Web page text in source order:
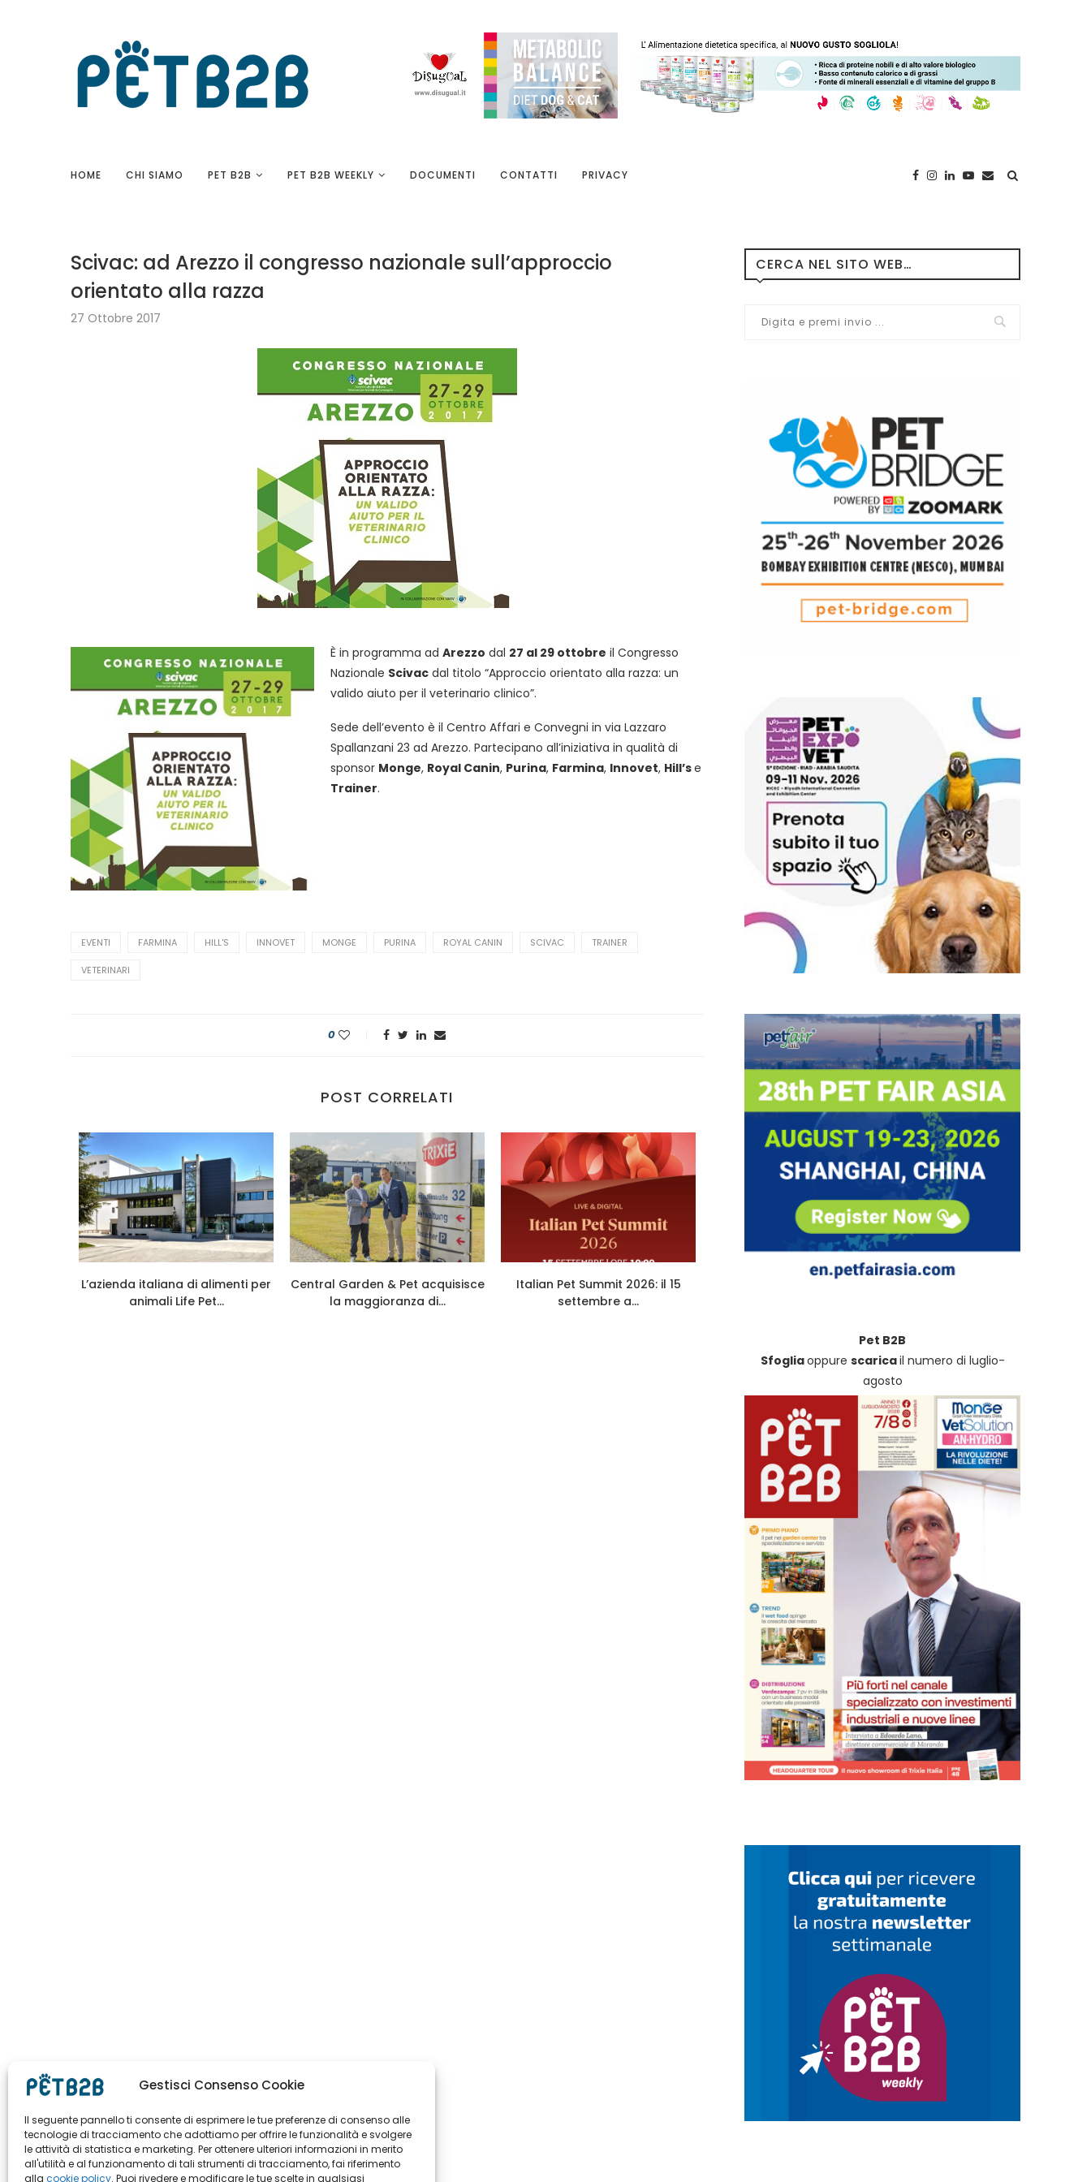
Gestisci Consenso Cookie
Il seguente pannello ti consente di esprimere le tue preferenze di consenso alle
tecnologie di tracciamento che adottiamo per offrire le funzionalità e svolgere
le attività di statistica e marketing. Per ottenere ulteriori informazioni in merito
all'utilità e al funzionamento di tali strumenti di tracciamento, fai riferimento
alla cookie policy. Puoi rivedere e modificare le tue scelte in qualsiasi
HOME CHI SIAMO PET B2B PET B2B WEEKLY DOCUMENTI CONTATTI PRIVACY
Scivac: ad Arezzo il congresso nazionale sull’approccio
orientato alla razza
27 Ottobre 2017
È in programma ad Arezzo dal 27 al 29 ottobre il Congresso
Nazionale Scivac dal titolo “Approccio orientato alla razza: un
valido aiuto per il veterinario clinico”.
Sede dell’evento è il Centro Affari e Convegni in via Lazzaro
Spallanzani 23 ad Arezzo. Partecipano all’iniziativa in qualità di
sponsor Monge, Royal Canin, Purina, Farmina, Innovet, Hill’se
Trainer.
EVENTI FARMINA HILL'S INNOVET MONGE PURINA ROYAL CANIN SCIVAC TRAINER
VETERINARI
0
POST CORRELATI
L’azienda italiana di alimenti per
animali Life Pet...
Central Garden & Pet acquisisce
la maggioranza di...
Italian Pet Summit 2026: il 15
settembre a...
Controlli Nas sul pet food,
CERCA NEL SITO WEB…
Pet B2B
Sfogliaoppure scaricail numero di luglio-
agosto